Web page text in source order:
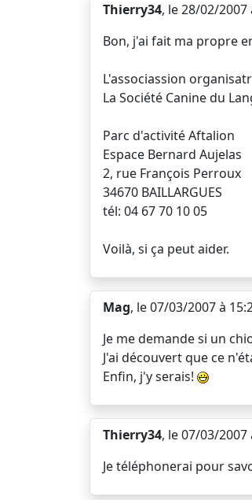
Thierry34, le 28/02/2007
Bon, j'ai fait ma propre
L'associassion
La Société Canine du
Parc d'activité Aftalion
Espace Bernard Aujelas
2, rue François Perroux
34670 BAILLARGUES
tél: 04 67 70 10 05
Voilà, si ça peut aider.
Mag, le 07/03/2007 à
Je me demande si un
J'ai découvert que ce
Enfin, j'y serais!
Thierry34, le 07/03/2007
Je téléphonerai pour